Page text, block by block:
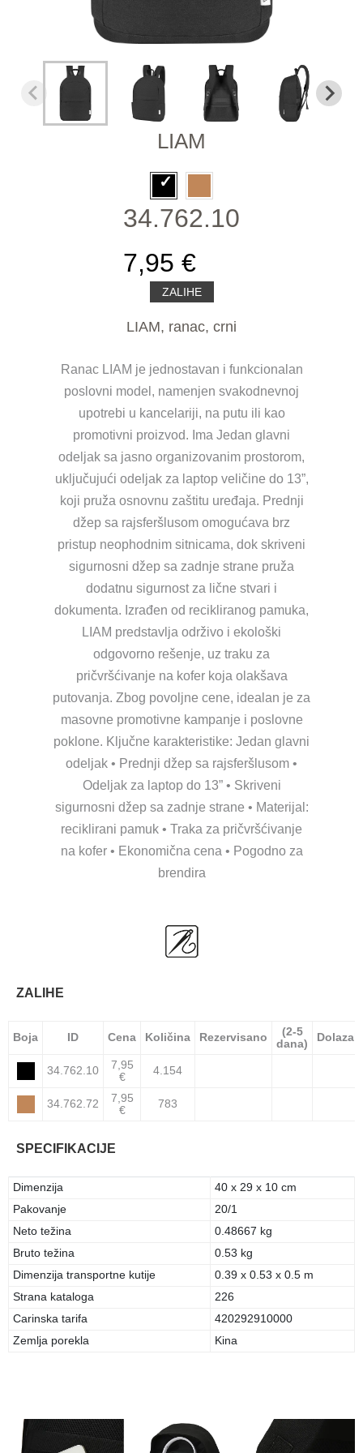
LIAM
34.762.10
7,95 €
ZALIHE
LIAM, ranac, crni
Ranac LIAM je jednostavan i funkcionalan
poslovni model, namenjen svakodnevnoj
upotrebi u kancelariji, na putu ili kao
promotivni proizvod. Ima Jedan glavni
odeljak sa jasno organizovanim prostorom,
uključujući odeljak za laptop veličine do 13”,
koji pruža osnovnu zaštitu uređaja. Prednji
džep sa rajsferšlusom omogućava brz
pristup neophodnim sitnicama, dok skriveni
sigurnosni džep sa zadnje strane pruža
dodatnu sigurnost za lične stvari i
dokumenta. Izrađen od recikliranog pamuka,
LIAM predstavlja održivo i ekološki
odgovorno rešenje, uz traku za
pričvršćivanje na kofer koja olakšava
putovanja. Zbog povoljne cene, idealan je za
masovne promotivne kampanje i poslovne
poklone. Ključne karakteristike: Jedan glavni
odeljak • Prednji džep sa rajsferšlusom •
Odeljak za laptop do 13” • Skriveni
sigurnosni džep sa zadnje strane • Materijal:
reciklirani pamuk • Traka za pričvršćivanje
na kofer • Ekonomična cena • Pogodno za
brendira
ZALIHE
Boja ID Cena Količina Rezervisano
(2-5
dana)
Dolazak
34.762.10
7,95
€
4.154
34.762.72
7,95
€
783
SPECIFIKACIJE
Dimenzija
40 x 29 x 10 cm
Pakovanje
20/1
Neto težina
0.48667 kg
Bruto težina
0.53 kg
Dimenzija transportne kutije
0.39 x 0.53 x 0.5 m
Strana kataloga
226
Carinska tarifa
420292910000
Zemlja porekla
Kina